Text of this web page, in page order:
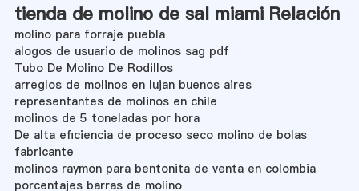
tienda de molino de sal miami Relación
molino para forraje puebla
alogos de usuario de molinos sag pdf
Tubo De Molino De Rodillos
arreglos de molinos en lujan buenos aires
representantes de molinos en chile
molinos de 5 toneladas por hora
De alta eficiencia de proceso seco molino de bolas
fabricante
molinos raymon para bentonita de venta en colombia
porcentajes barras de molino